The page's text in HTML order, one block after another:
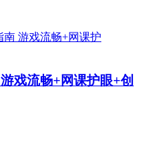
戏流畅+网课护眼+创